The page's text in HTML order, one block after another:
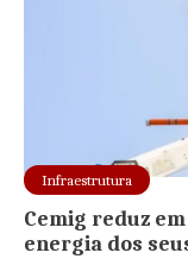
Infraestrutura
Cemig reduz
energia dos